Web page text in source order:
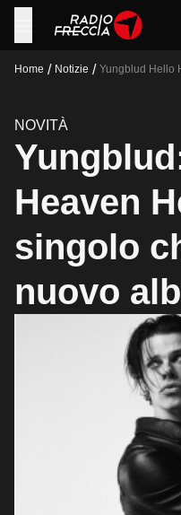
Home / Notizie / Yungblud Hello
NOVITÀ
Heaven
singolo
nuovo